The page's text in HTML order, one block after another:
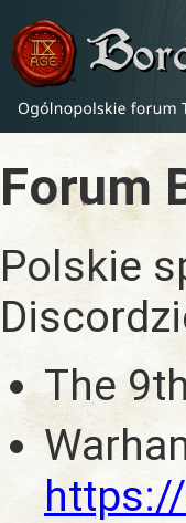
Forum
Polskie
The